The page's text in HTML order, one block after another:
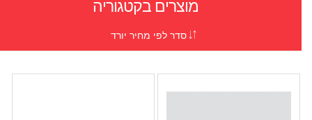
מוצרים בקטגוריה